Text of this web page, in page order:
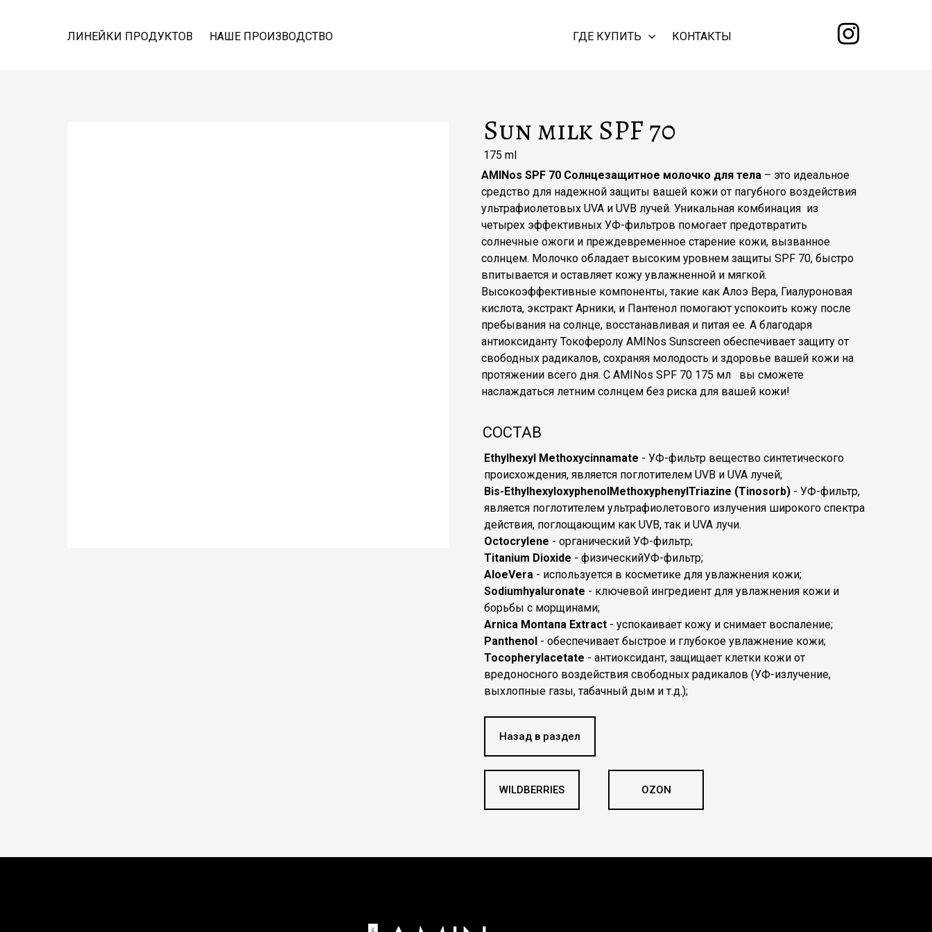
ГДЕ КУПИТЬ КОНТАКТЫ
ЛИНЕЙКИ ПРОДУКТОВ НАШЕ ПРОИЗВОДСТВО
OZON
Назад в раздел
WILDBERRIES
CОСТАВ
Ethylhexyl Methoxycinnamate - УФ-фильтр вещество синтетического
происхождения, является поглотителем UVB и UVA лучей;
Bis-EthylhexyloxyphenolMethoxyphenylTriazine (Tinosorb) - УФ-фильтр,
является поглотителем ультрафиолетового излучения широкого спектра
действия, поглощающим как UVB, так и UVA лучи.
Octocrylene - органический УФ-фильтр;
Titanium Dioxide - физическийУФ-фильтр;
AloeVеrа - используется в косметике для увлажнения кожи;
Sodiumhyaluronate - ключевой ингредиент для увлажнения кожи и
борьбы с морщинами;
Аrniса Мопtапа Extract - успокаивает кожу и снимает воспаление;
Panthenol - обеспечивает быстрое и глубокое увлажнение кожи;
Tocopherylacetate - антиоксидант, защищает клетки кожи от
вредоносного воздействия свободных радикалов (УФ-излучение,
выхлопные газы, табачный дым и т.д.);
AMINos SPF 70 Солнцезащитное молочко для тела – это идеальное
средство для надежной защиты вашей кожи от пагубного воздействия
ультрафиолетовых UVA и UVB лучей. Уникальная комбинация из
четырех эффективных УФ-фильтров помогает предотвратить
солнечные ожоги и преждевременное старение кожи, вызванное
солнцем. Молочко обладает высоким уровнем защиты SPF 70, быстро
впитывается и оставляет кожу увлажненной и мягкой.
Высокоэффективные компоненты, такие как Алоэ Вера, Гиалуроновая
кислота, экстракт Арники, и Пантенол помогают успокоить кожу после
пребывания на солнце, восстанавливая и питая ее. А благодаря
антиоксиданту Токоферолу AMINos Sunscreen обеспечивает защиту от
свободных радикалов, сохраняя молодость и здоровье вашей кожи на
протяжении всего дня. С AMINos SPF 70 175 мл вы сможете
наслаждаться летним солнцем без риска для вашей кожи!
175 ml
Sun milk SPF 70